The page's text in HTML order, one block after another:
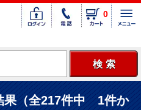
0
果（全217件中 1件か